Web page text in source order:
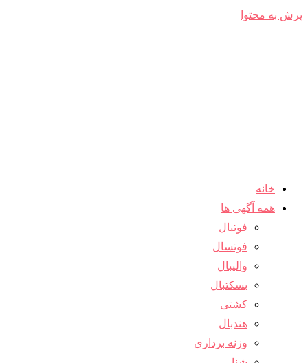
پرش به محتوا
خانه
همه آگهی ها
فوتبال
فوتسال
والیبال
بسکتبال
کشتی
هندبال
وزنه برداری